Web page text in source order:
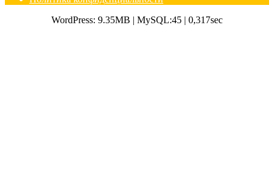
WordPress: 9.35MB | MySQL:45 | 0,317sec